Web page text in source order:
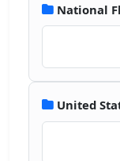
National
United